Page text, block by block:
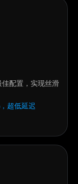
配置，实现丝滑
超低延迟